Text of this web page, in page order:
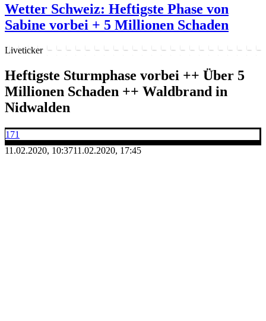
Wetter Schweiz: Heftigste Phase von
Sabine vorbei + 5 Millionen Schaden
Liveticker
Heftigste Sturmphase vorbei ++ Über 5
Millionen Schaden ++ Waldbrand in
Nidwalden
171
11.02.2020, 10:3711.02.2020, 17:45